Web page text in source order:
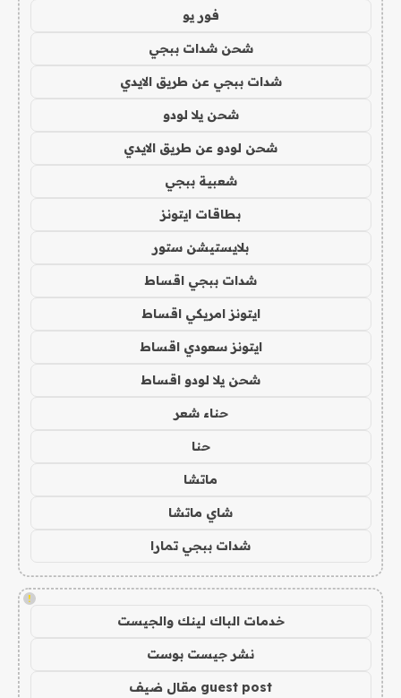
فور يو
شحن شدات ببجي
شدات ببجي عن طريق الايدي
شحن يلا لودو
شحن لودو عن طريق الايدي
شعبية ببجي
بطاقات ايتونز
بلايستيشن ستور
شدات ببجي اقساط
ايتونز امريكي اقساط
ايتونز سعودي اقساط
شحن يلا لودو اقساط
حناء شعر
حنا
ماتشا
شاي ماتشا
شدات ببجي تمارا
!
خدمات الباك لينك والجيست
نشر جيست بوست
guest post مقال ضيف